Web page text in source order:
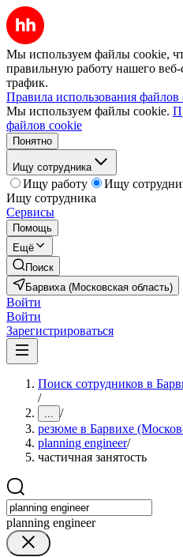
Мы используем файлы cookie,
правильную работу нашего веб-
трафик.
Правила использования файлов
Мы используем файлы cookie.
файлов cookie
Понятно
Ищу сотрудника
Ищу работу
Ищу
Ищу сотрудника
Сервисы
Помощь
Ещё
Поиск
Барвиха (Московская область)
Войти
Войти
Зарегистрироваться
Поиск сотрудников в
/
... /
резюме в Барвихе
planning engineer/
частичная занятость
planning engineer